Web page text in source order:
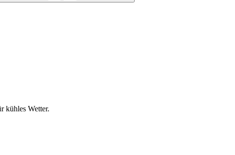
kühles Wetter.